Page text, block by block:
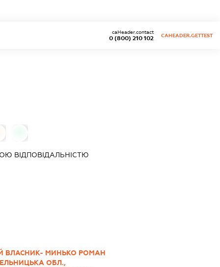
0 (800) 210 102
caHeader.contact
CAHEADER.GETTEST
ВІДПОВІДАЛЬНІСТЮ
ВЛАСНИК- МИНЬКО РОМАН
ОБЛ.,